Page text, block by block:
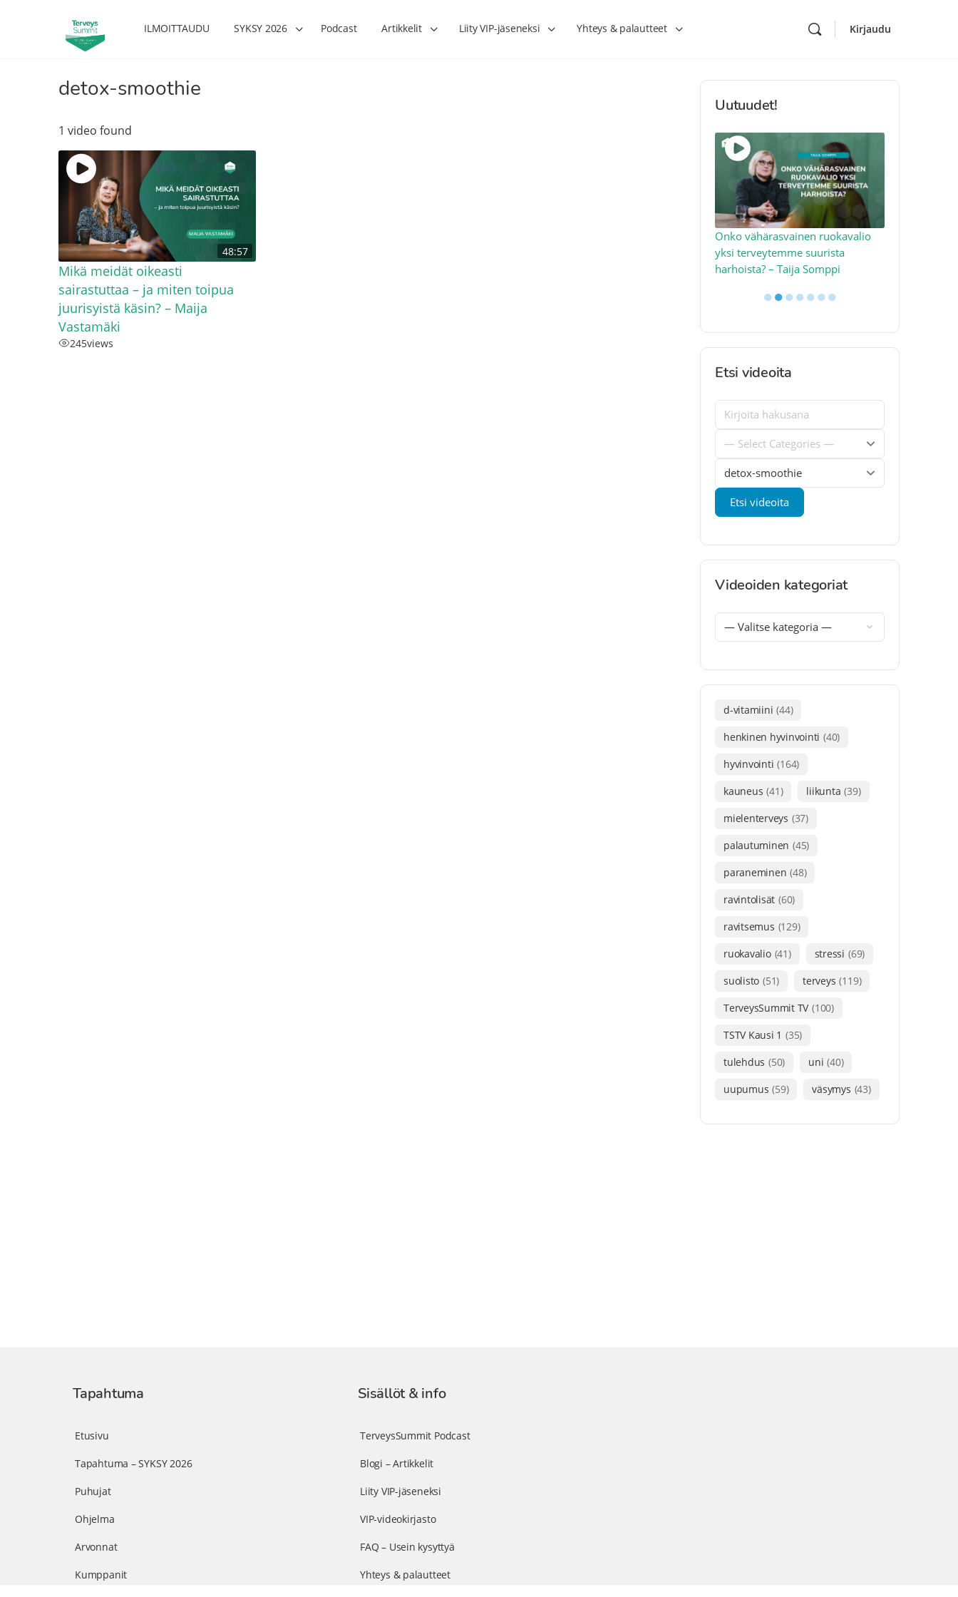
ILMOITTAUDU SYKSY 2026 Podcast Artikkelit Liity VIP-jäseneksi Yhteys & palautteet Kirjaudu
detox-smoothie
1 video found
48:57
Mikä meidät oikeasti
sairastuttaa – ja miten toipua
juurisyistä käsin? – Maija
Vastamäki
245views
Uutuudet!
Onko vähärasvainen ruokavalio
yksi terveytemme suurista
harhoista? – Taija Somppi
●●●●●●●
Etsi videoita
Videoiden kategoriat
d-vitamiini (44)
henkinen hyvinvointi (40)
hyvinvointi (164)
kauneus (41) liikunta (39)
mielenterveys (37)
palautuminen (45)
paraneminen (48)
ravintolisät (60)
ravitsemus (129)
ruokavalio (41) stressi (69)
suolisto (51) terveys (119)
TerveysSummit TV (100)
TSTV Kausi 1 (35)
tulehdus (50) uni (40)
uupumus (59) väsymys (43)
Tapahtuma
Etusivu
Tapahtuma – SYKSY 2026
Puhujat
Ohjelma
Arvonnat
Kumppanit
Sisällöt & info
TerveysSummit Podcast
Blogi – Artikkelit
Liity VIP-jäseneksi
VIP-videokirjasto
FAQ – Usein kysyttyä
Yhteys & palautteet